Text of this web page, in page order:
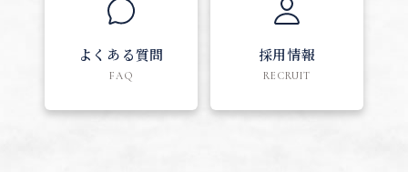
よくある質問
FAQ
採用情報
RECRUIT